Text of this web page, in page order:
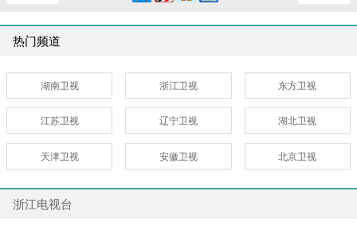
热门频道
湖南卫视 浙江卫视 东方卫视
江苏卫视 辽宁卫视 湖北卫视
天津卫视 安徽卫视 北京卫视
浙江电视台